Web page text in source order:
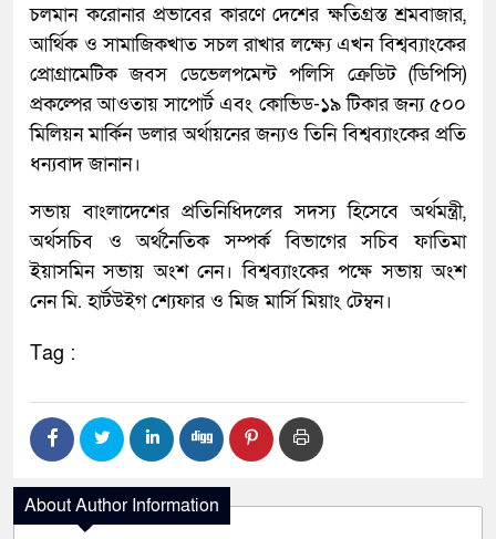
চলমান করোনার প্রভাবের কারণে দেশের ক্ষতিগ্রস্ত শ্রমবাজার,
আর্থিক ও সামাজিকখাত সচল রাখার লক্ষ্যে এখন বিশ্বব্যাংকের
প্রোগ্রামেটিক জবস ডেভেলপমেন্ট পলিসি ক্রেডিট (ডিপিসি)
প্রকল্পের আওতায় সাপোর্ট এবং কোভিড-১৯ টিকার জন্য ৫০০
মিলিয়ন মার্কিন ডলার অর্থায়নের জন্যও তিনি বিশ্বব্যাংকের প্রতি
ধন্যবাদ জানান।
সভায় বাংলাদেশের প্রতিনিধিদলের সদস্য হিসেবে অর্থমন্ত্রী,
অর্থসচিব ও অর্থনৈতিক সম্পর্ক বিভাগের সচিব ফাতিমা
ইয়াসমিন সভায় অংশ নেন। বিশ্বব্যাংকের পক্ষে সভায় অংশ
নেন মি. হার্টউইগ শ্যেফার ও মিজ মার্সি মিয়াং টেম্বন।
Tag :
About Author Information